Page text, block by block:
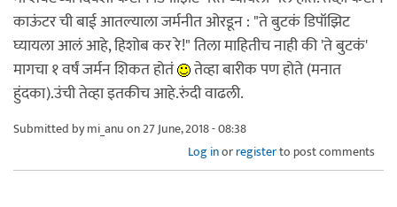
काऊंटर ची बाई आतल्याला जर्मनीत ओरडून : "ते बुटकं डिपॉझिट
घ्यायला आलं आहे, हिशोब कर रे!" तिला माहितीच नाही की 'ते बुटकं'
मागचा १ वर्षं जर्मन शिकत होतं
तेव्हा बारीक पण होते (मनात
हुंदका).उंची तेव्हा इतकीच आहे.रुंदी वाढली.
Submitted bymi_anuon 27 June, 2018 - 08:38
Log inorregisterto post comments